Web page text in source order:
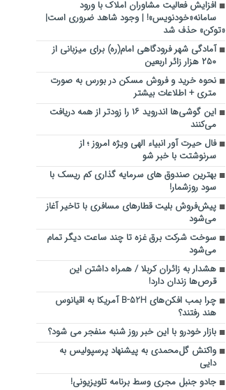
افزایش فعالیت مشاوران املاک با ورود
سامانه«خودنویس»! | وجود شاهد ضروری است|
«توکن» حذف شد
آمادگی شهر فرودگاهی امام(ره) برای میزبانی از
۲۵۰ هزار زائر اربعین
نحوه خرید و فروش مسکن در بورس به صورت
متری + اطلاعات بیشتر
این گوشی‌ها اندروید ۱۶ را زودتر از همه دریافت
می‌کنند
فال حیرت آور انبیاء الهی ویژه امروز ؛ از
سرنوشتت با خبر شو
بهترین صندوق های سرمایه گذاری کم ریسک با
سود روزشمار!
پیش‌فروش بلیت قطارهای مسافری با تاخیر آغاز
می‌شود
سوخت شرکت برق غزه تا چند ساعت دیگر تمام
می‌شود
هشدار به زائران کربلا / همراه داشتن این
قرص‌ها زندان دارد!
چرا بمب افکن‌های B-52H آمریکا به اقیانوس
هند رفتند؟
بازار خودرو با این خبر روز شنبه منفجر می شود؟
واکنش گل‌محمدی به پیشنهاد پرسپولیس به
دایی
جادو جنبل مجری وسط برنامه تلویزیونی!